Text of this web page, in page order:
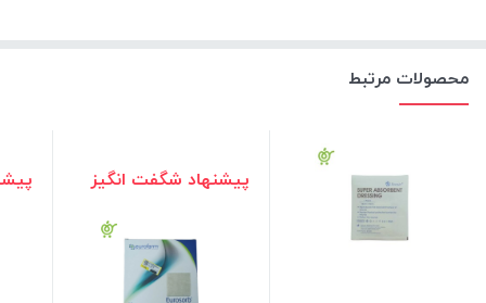
محصولات مرتبط
پیشنهاد شگفت انگیز